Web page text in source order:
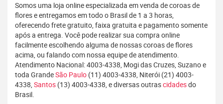
Somos uma loja online especializada em venda de coroas de
flores e entregamos em todo o Brasil de 1 a 3 horas,
oferecendo frete gratuito, faixa gratuita e pagamento somente
após a entrega. Você pode realizar sua compra online
facilmente escolhendo alguma de nossas coroas de flores
acima, ou falando com nossa equipe de atendimento.
Atendimento Nacional: 4003-4338, Mogi das Cruzes, Suzano e
toda GrandeSão Paulo (11) 4003-4338, Niterói (21) 4003-
4338, Santos (13) 4003-4338, e diversas outrascidadesdo
Brasil.